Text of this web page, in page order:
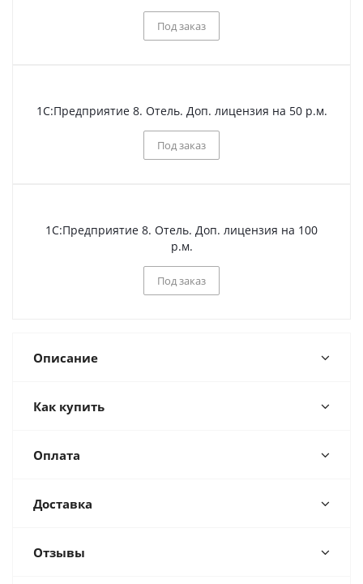
Под заказ
1С:Предприятие 8. Отель. Доп. лицензия на 50 р.м.
Под заказ
1С:Предприятие 8. Отель. Доп. лицензия на 100
р.м.
Под заказ
Описание
Как купить
Оплата
Доставка
Отзывы